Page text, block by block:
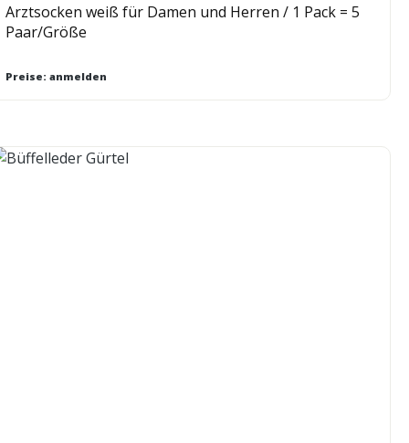
Arztsocken weiß für Damen und Herren / 1 Pack = 5
Paar/Größe
Preise: anmelden